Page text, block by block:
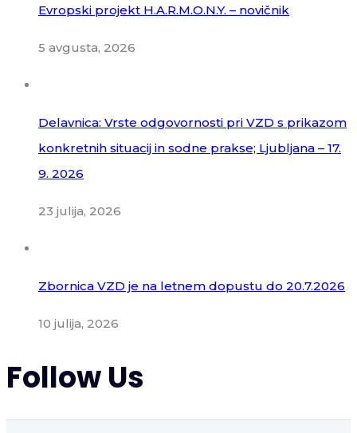
Evropski projekt H.A.R.M.O.N.Y. – novičnik
5 avgusta, 2026
Delavnica: Vrste odgovornosti pri VZD s prikazom
konkretnih situacij in sodne prakse; Ljubljana – 17.
9. 2026
23 julija, 2026
Zbornica VZD je na letnem dopustu do 20.7.2026
10 julija, 2026
Follow Us